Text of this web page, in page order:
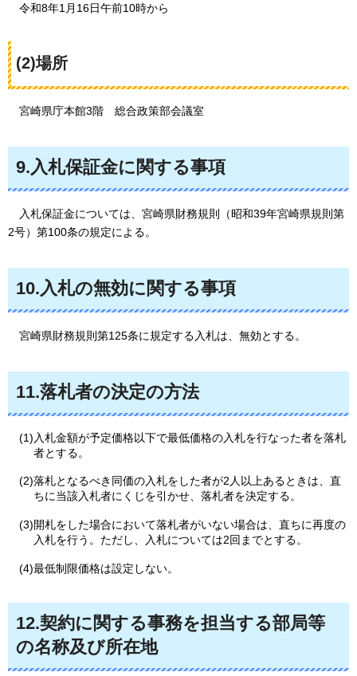
令和8年1月16日午前10時から
(2)場所
宮崎県庁本館3階 総合政策部会議室
9.入札保証金に関する事項
入札保証金については、 宮崎県財務規則（昭和39年宮崎県規則第
2号）第100条の規定による。
10.入札の無効に関する事項
宮崎県財務規則第125条に規定する入札は、無効とする。
11.落札者の決定の方法
(1)入札金額が予定価格以下で最低価格の入札を行なった者を落札
者とする。
(2)落札となるべき同価の入札をした者が2人以上あるときは、直
ちに当該入札者にくじを引かせ、落札者を決定する。
(3)開札をした場合において落札者がいない場合は、直ちに再度の
入札を行う。ただし、入札については2回までとする。
(4)最低制限価格は設定しない。
12.契約に関する事務を担当する部局等
の名称及び所在地